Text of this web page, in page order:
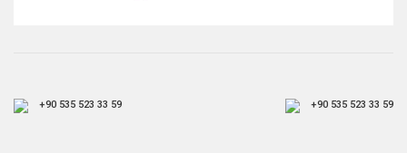
+90 535 523 33 59 +90 535 523 33 59